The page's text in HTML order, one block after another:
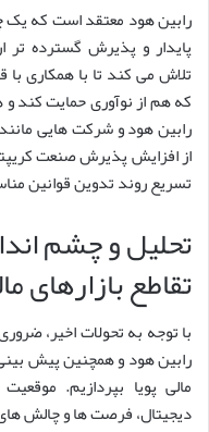
رابین هود معتقد است که یک
پایدار و پذیرش گسترده
تلاش می کند تا با همکاری
که هم از نوآوری حمایت کند
از افزایش پذیرش صنعت
تسریع روند تدوین قوانین
تحلیل و چشم
تقاطع بازارهای
با توجه به تحولات اخیر،
رابین هود و همچنین پیش
مالی پویا بپردازیم.
دیجیتال، فرصت ها و چالش